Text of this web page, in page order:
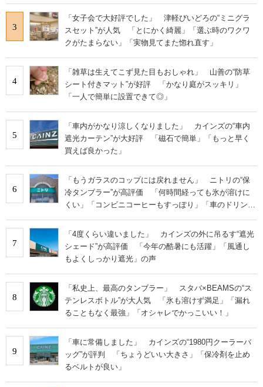
3
「女子会で大好評でした」 津軽びいどろの“ミニグラ
スセット”が人気 「とにかく綺麗」「選ぶ時のワクワ
クがたまらない」「実物見てまた惚れ直す」
4
「雑草は生えてこず見た目もおしゃれ」 山善の“防草
シート付きマット”が好評 「かなり庭がスッキリ」
「一人で簡単に設置できて◎」
5
「車内がかなり涼しくなりました」 カインズの“車内
遮光カーテン”が大好評 「磁石で簡単」「もっと早く
買えば良かった」
6
「もうガラスのコップには戻れません」 ニトリの“保
冷タンブラー”が高評価 「何時間経っても氷が溶けに
くい」「コンビニコーヒーもすっぽり」「車のドリンク
7
「4度くらい違いました」 カインズの外に吊るす“遮光
シェード”が高評価 「今年の酷暑にも活躍」「風通し
もよくしっかり遮光」の声
8
「私史上、最高のタンブラー」 スタバ×BEAMSの“ス
テンレスボトル”が大人気 「氷も溶けず満足」「漏れ
ることもなく最強」「オシャレでかっこいい！」
9
「車に常備しました」 カインズの“1980円クーラーバ
ッグ”が評判 「ちょうどいい大きさ」「保冷剤を止め
るベルトが良い」